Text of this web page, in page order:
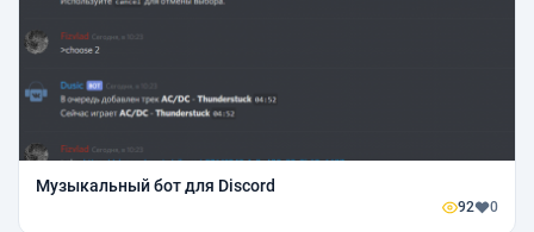
Музыкальный бот для Discord
92 0